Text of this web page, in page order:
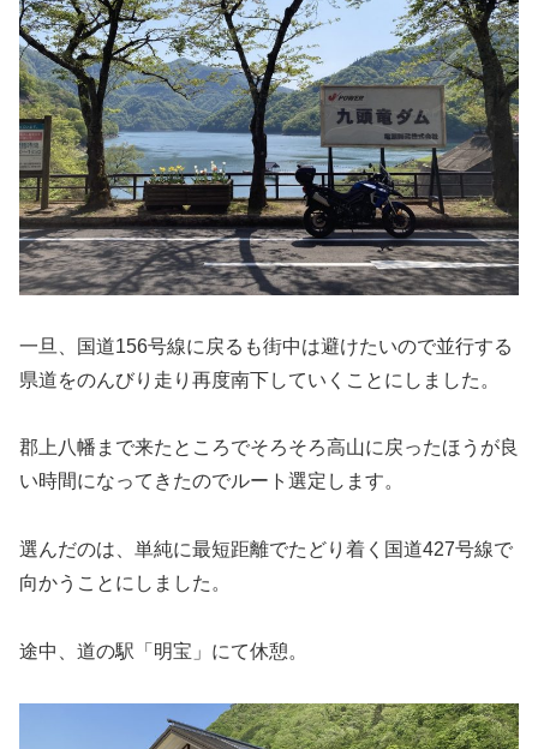
一旦、国道156号線に戻るも街中は避けたいので並行する
県道をのんびり走り再度南下していくことにしました。
郡上八幡まで来たところでそろそろ高山に戻ったほうが良
い時間になってきたのでルート選定します。
選んだのは、単純に最短距離でたどり着く国道427号線で
向かうことにしました。
途中、道の駅「明宝」にて休憩。